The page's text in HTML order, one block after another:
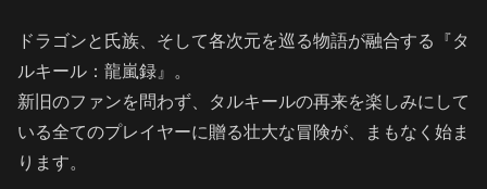
ドラゴンと氏族、そして各次元を巡る物語が融合する『タ
ルキール：龍嵐録』。
新旧のファンを問わず、タルキールの再来を楽しみにして
いる全てのプレイヤーに贈る壮大な冒険が、まもなく始ま
ります。